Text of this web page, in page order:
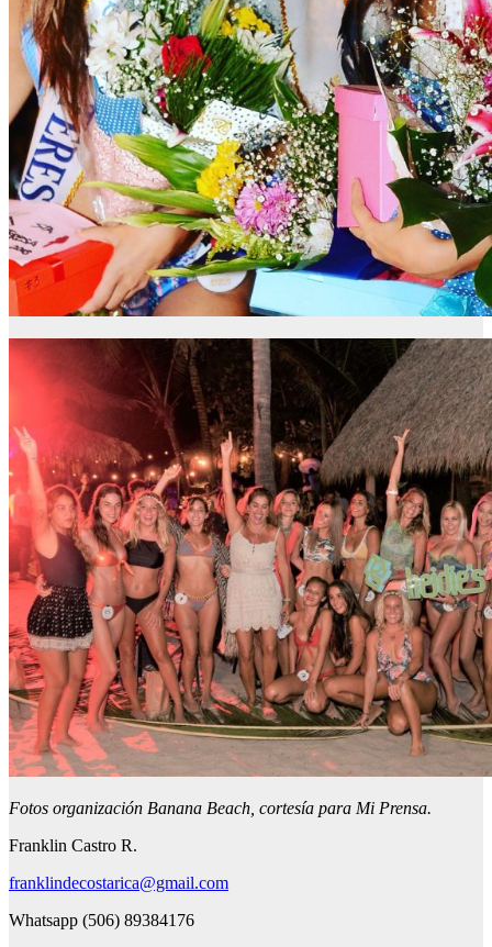
Fotos organización Banana Beach, cortesía para Mi Prensa.
Franklin Castro R.
franklindecostarica@gmail.com
Whatsapp (506) 89384176